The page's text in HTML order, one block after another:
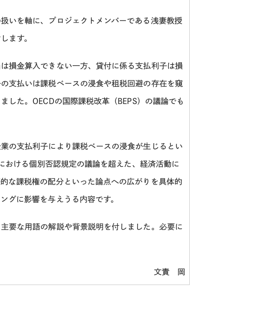
いを軸に、プロジェクトメンバーである浅妻教授
ます。
損金算入できない一方、貸付に係る支払利子は損
支払いは課税ベースの浸食や租税回避の存在を窺
した。 OECDの国際課税改革（ BEPS）の議論でも
の支払利子により課税ベースの浸食が生じるとい
おける個別否認規定の議論を超えた、経済活動に
な課税権の配分といった論点への広がりを具体的
グに影響を与えうる内容です。
要な用語の解説や背景説明を付しました。必要に
さい。
文責 岡